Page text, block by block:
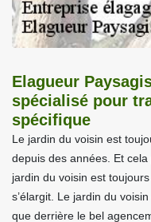
Elagueur
spécialisé pour
spécifique
Le jardin du voisin est
depuis des années. Et
jardin du voisin est
s’élargit. Le jardin du
que derrière le bel